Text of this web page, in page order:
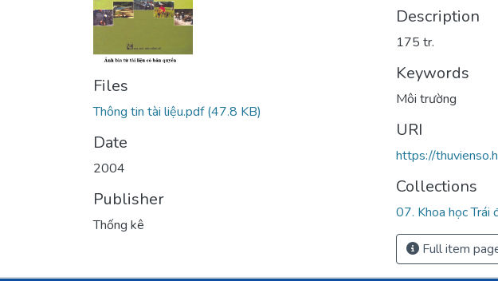
Files
Thông tin tài liệu.pdf(47.8 KB)
Date
2004
Publisher
Thống kê
Description
175 tr.
Keywords
Môi trường
URI
https://
Collections
07. Khoa học
Full item